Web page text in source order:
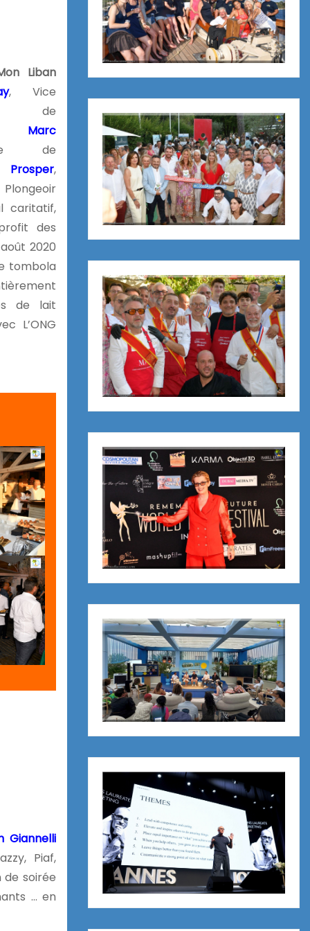
Liban
, Vice
de
Marc
de
Prosper,
caritatif,
des
2020
tombola
de lait
L’ONG
Giannelli
Piaf,
soirée
… en